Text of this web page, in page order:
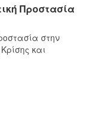
Προστασία
στην
και